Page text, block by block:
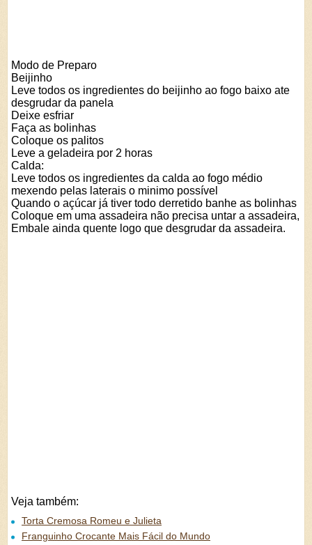
Modo de Preparo
Beijinho
Leve todos os ingredientes do beijinho ao fogo baixo ate
desgrudar da panela
Deixe esfriar
Faça as bolinhas
Coloque os palitos
Leve a geladeira por 2 horas
Calda:
Leve todos os ingredientes da calda ao fogo médio
mexendo pelas laterais o minimo possível
Quando o açúcar já tiver todo derretido banhe as bolinhas
Coloque em uma assadeira não precisa untar a assadeira,
Embale ainda quente logo que desgrudar da assadeira.
Veja também:
Torta Cremosa Romeu e Julieta
Franguinho Crocante Mais Fácil do Mundo